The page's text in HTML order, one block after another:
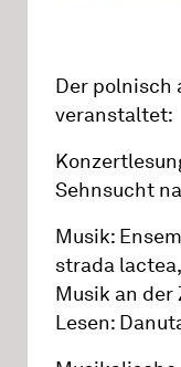
Der polnisch
veranstaltet:
Sehnsucht
Musik:
strada
Musik an
Lesen: